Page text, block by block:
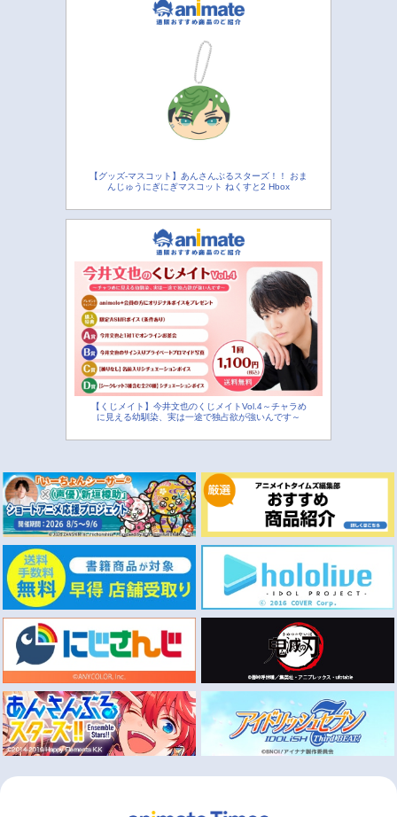
【グッズ-マスコット】あんさんぶるスターズ！！ おま
んじゅうにぎにぎマスコット ねくすと2 Hbox
【くじメイト】今井文也のくじメイトVol.4～チャラめ
に見える幼馴染、実は一途で独占欲が強いんです～